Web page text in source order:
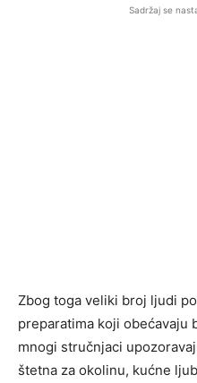
Sadržaj se
Zbog toga veliki broj ljudi
preparatima koji obećavaju
mnogi stručnjaci
štetna za okolinu, kućne